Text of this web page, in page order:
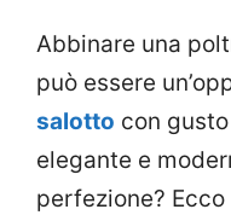
Abbinare una
può essere
salotto con
elegante e
perfezione?